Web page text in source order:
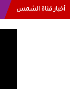
أخبار قناة الشمس